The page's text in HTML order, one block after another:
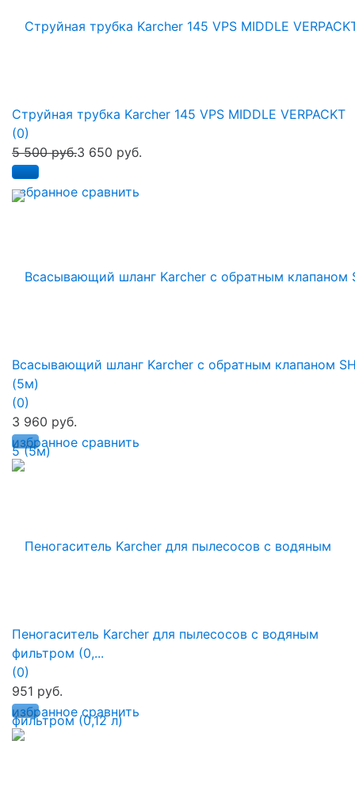
избранное сравнить
Струйная трубка Karcher 145 VPS MIDDLE VERPACKT
(0)
5 500 руб.3 650 руб.
избранное сравнить
Всасывающий шланг Karcher с обратным клапаном
(5м)
(0)
3 960 руб.
избранное сравнить
Пеногаситель Karcher для пылесосов с водяным
фильтром (0,...
(0)
951 руб.